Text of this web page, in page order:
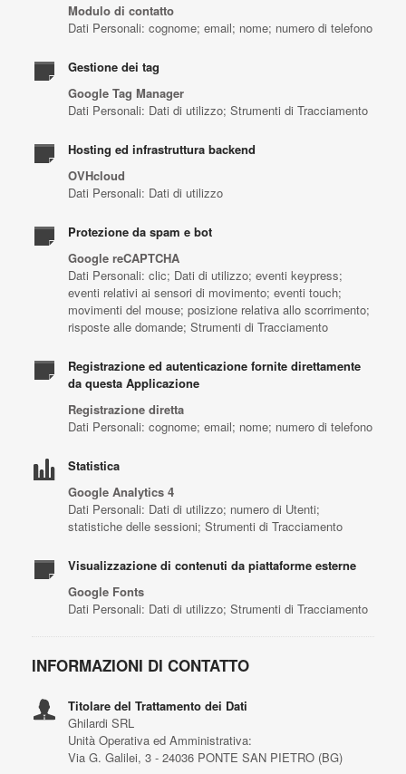
Modulo di contatto
Dati Personali: cognome; email; nome; numero di telefono
Gestione dei tag
Google Tag Manager
Dati Personali: Dati di utilizzo; Strumenti di Tracciamento
Hosting ed infrastruttura backend
OVHcloud
Dati Personali: Dati di utilizzo
Protezione da spam e bot
Google reCAPTCHA
Dati Personali: clic; Dati di utilizzo; eventi keypress;
eventi relativi ai sensori di movimento; eventi touch;
movimenti del mouse; posizione relativa allo scorrimento;
risposte alle domande; Strumenti di Tracciamento
Registrazione ed autenticazione fornite direttamente
da questa Applicazione
Registrazione diretta
Dati Personali: cognome; email; nome; numero di telefono
Statistica
Google Analytics 4
Dati Personali: Dati di utilizzo; numero di Utenti;
statistiche delle sessioni; Strumenti di Tracciamento
Visualizzazione di contenuti da piattaforme esterne
Google Fonts
Dati Personali: Dati di utilizzo; Strumenti di Tracciamento
INFORMAZIONI DI CONTATTO
Titolare del Trattamento dei Dati
Ghilardi SRL
Unità Operativa ed Amministrativa:
Via G. Galilei, 3 - 24036 PONTE SAN PIETRO (BG)